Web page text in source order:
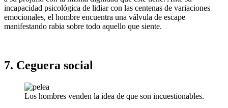
incapacidad psicológica de lidiar con las centenas de variaciones
emocionales, el hombre encuentra una válvula de escape
manifestando rabia sobre todo aquello que siente.
7. Ceguera social
Los hombres venden la idea de que son incuestionables.